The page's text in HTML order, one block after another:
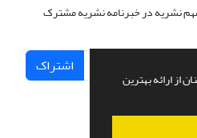
از ارائه بهترین
مهم نشریه در خبرنامه نشریه مشترک
اشتراک